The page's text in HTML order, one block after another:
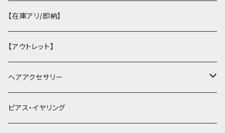
【在庫アリ/即納】
【アウトレット】
ヘアアクセサリー
ヘアクリップ
ピアス・イヤリング